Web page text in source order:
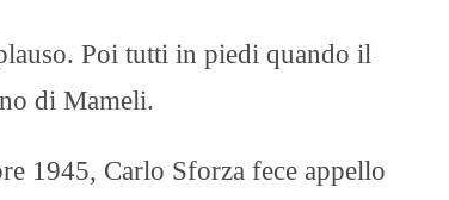
Poi tutti in piedi quando il
di Mameli.
1945, Carlo Sforza fece appello